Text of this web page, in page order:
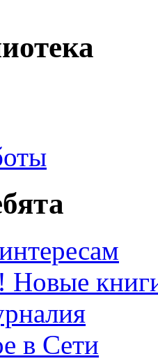
Новые
в Сети